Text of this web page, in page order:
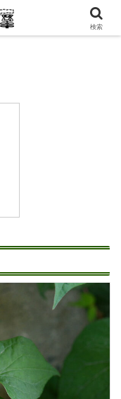
検索